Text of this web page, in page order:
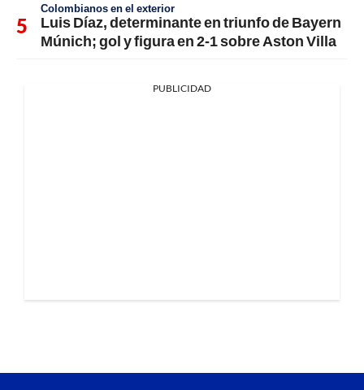
Colombianos en el exterior
Luis Díaz, determinante en triunfo de Bayern
Múnich; gol y figura en 2-1 sobre Aston Villa
PUBLICIDAD